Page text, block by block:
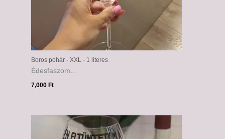
Boros pohár - XXL - 1 literes
Édesfaszom…
7,000Ft